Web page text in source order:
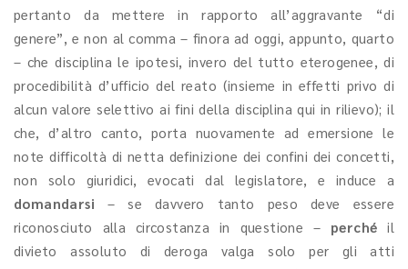
pertanto da mettere in rapporto all’aggravante “di
genere”, e non al comma – finora ad oggi, appunto, quarto
– che disciplina le ipotesi, invero del tutto eterogenee, di
procedibilità d’ufficio del reato (insieme in effetti privo di
alcun valore selettivo ai fini della disciplina qui in rilievo); il
che, d’altro canto, porta nuovamente ad emersione le
note difficoltà di netta definizione dei confini dei concetti,
non solo giuridici, evocati dal legislatore, e induce a
domandarsi – se davvero tanto peso deve essere
riconosciuto alla circostanza in questione – perché il
divieto assoluto di deroga valga solo per gli atti